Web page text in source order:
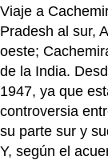
Viaje a
Pradesh al sur,
oeste;
de la India.
1947, ya que
controversia
su parte sur y
Y, según el